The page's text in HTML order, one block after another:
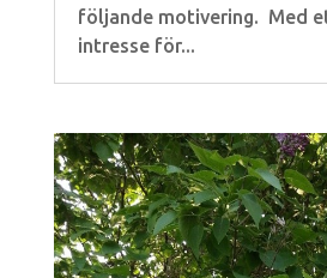
följande motivering. Med
intresse för...